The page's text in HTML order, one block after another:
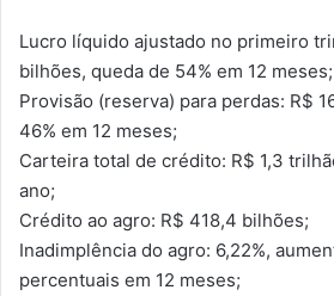
Lucro líquido ajustado no primeiro
bilhões, queda de 54% em 12 meses;
Provisão (reserva) para perdas: R$
46% em 12 meses;
Carteira total de crédito: R$ 1,3
ano;
Crédito ao agro: R$ 418,4 bilhões;
Inadimplência do agro: 6,22%,
percentuais em 12 meses;